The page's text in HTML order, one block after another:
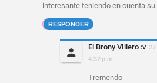
interesante teniendo en cuenta su
RESPONDER
El Brony VIllero :v
4:32 p.m.
Tremendo